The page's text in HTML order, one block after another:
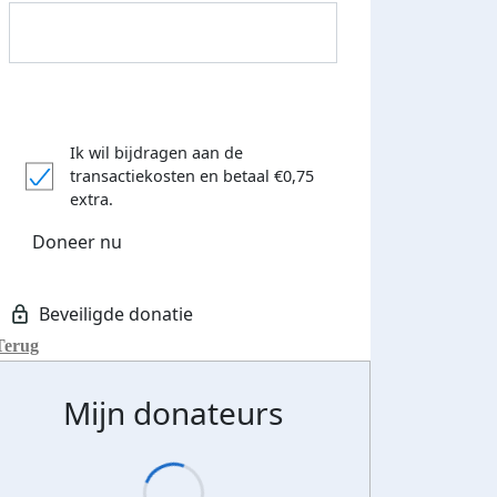
euro aan donaties ontvang
Ik wil bijdragen aan de
transactiekosten en betaal €0,75
extra.
Doneer nu
Mijn donateurs